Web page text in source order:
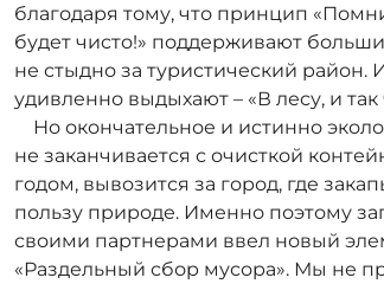
благодаря тому, что принцип
будет чисто!» поддерживают
не стыдно за туристический район.
удивленно выдыхают – «В лесу, и так
Но окончательное и истинно
не заканчивается с очисткой
годом, вывозится за город, где
пользу природе. Именно поэтому
своими партнерами ввел новый
«Раздельный сбор мусора». Мы не